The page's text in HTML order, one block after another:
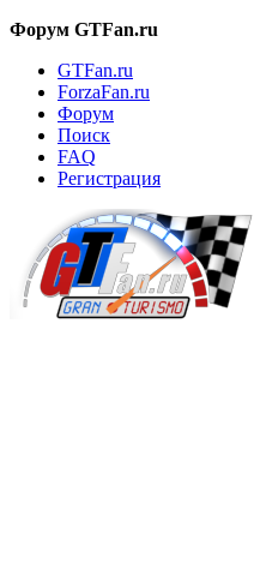
Форум GTFan.ru
GTFan.ru
ForzaFan.ru
Форум
Поиск
FAQ
Регистрация